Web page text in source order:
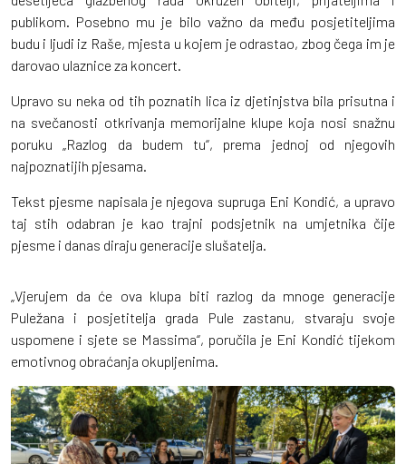
publikom. Posebno mu je bilo važno da među posjetiteljima
budu i ljudi iz Raše, mjesta u kojem je odrastao, zbog čega im je
darovao ulaznice za koncert.
Upravo su neka od tih poznatih lica iz djetinjstva bila prisutna i
na svečanosti otkrivanja memorijalne klupe koja nosi snažnu
poruku „Razlog da budem tu“, prema jednoj od njegovih
najpoznatijih pjesama.
Tekst pjesme napisala je njegova supruga Eni Kondić, a upravo
taj stih odabran je kao trajni podsjetnik na umjetnika čije
pjesme i danas diraju generacije slušatelja.
„Vjerujem da će ova klupa biti razlog da mnoge generacije
Puležana i posjetitelja grada Pule zastanu, stvaraju svoje
uspomene i sjete se Massima“, poručila je Eni Kondić tijekom
emotivnog obraćanja okupljenima.